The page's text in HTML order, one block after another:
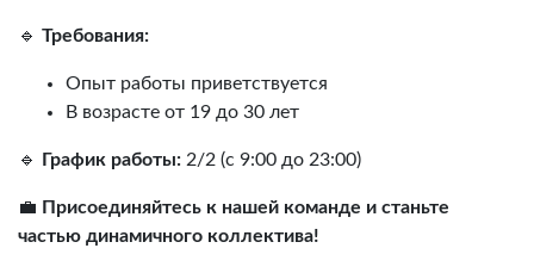
🔹 Требования:
Опыт работы приветствуется
В возрасте от 19 до 30 лет
🔹 График работы: 2/2 (с 9:00 до 23:00)
💼 Присоединяйтесь к нашей команде и станьте
частью динамичного коллектива!